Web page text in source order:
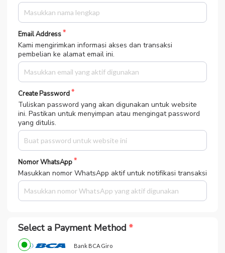
Email Address
Kami mengirimkan informasi akses dan transaksi
pembelian ke alamat email ini.
Create Password
Tuliskan password yang akan digunakan untuk website
ini. Pastikan untuk menyimpan atau mengingat password
yang ditulis.
Nomor WhatsApp
Masukkan nomor WhatsApp aktif untuk notifikasi transaksi
Select a Payment Method
Bank BCA Giro